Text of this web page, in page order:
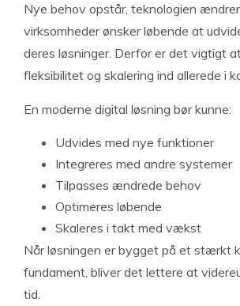
Nye behov opstår, teknologien
virksomheder ønsker løbende at
deres løsninger. Derfor er det vigtigt
fleksibilitet og skalering ind allerede i
En moderne digital løsning bør kunne:
Udvides med nye funktioner
Integreres med andre systemer
Tilpasses ændrede behov
Optimeres løbende
Skaleres i takt med vækst
Når løsningen er bygget på et stærkt
fundament, bliver det lettere at
tid.